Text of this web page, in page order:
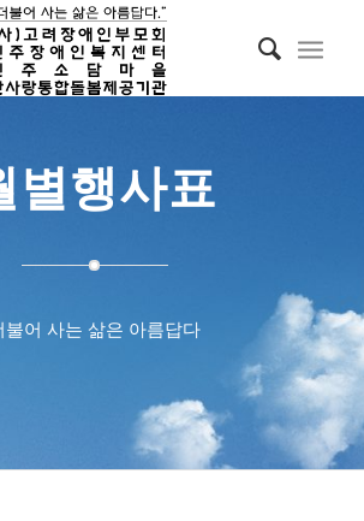
별행사표
불어 사는 삶은 아름답다